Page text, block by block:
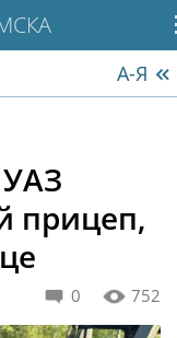
А-Я
прицеп,
0 752